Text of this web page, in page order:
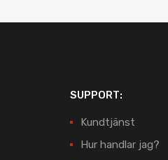
SUPPORT:
Kundtjänst
Hur handlar jag?